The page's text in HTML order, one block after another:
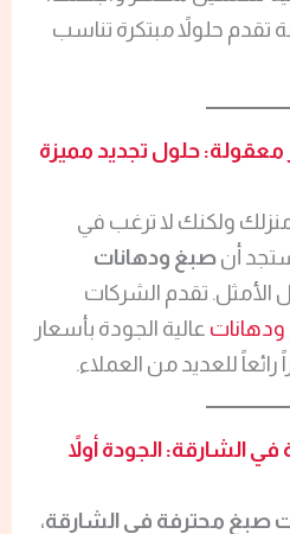
تقدم حلولاً مبتكرة تناسب
حلول تجديد مميزة
ولكنك لا ترغب في
أنصبغ ودهانات
الأمثل. تقدم الشركات
عالية الجودة بأسعار
للعديد من العملاء.
الشارقة: الجودة أولاً
صبغ محترفة في الشارقة،